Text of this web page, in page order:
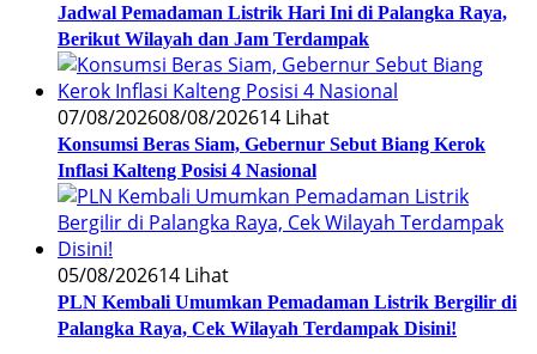
Jadwal Pemadaman Listrik Hari Ini di Palangka Raya,
Berikut Wilayah dan Jam Terdampak
07/08/202608/08/202614 Lihat
Konsumsi Beras Siam, Gebernur Sebut Biang Kerok
Inflasi Kalteng Posisi 4 Nasional
05/08/202614 Lihat
PLN Kembali Umumkan Pemadaman Listrik Bergilir di
Palangka Raya, Cek Wilayah Terdampak Disini!